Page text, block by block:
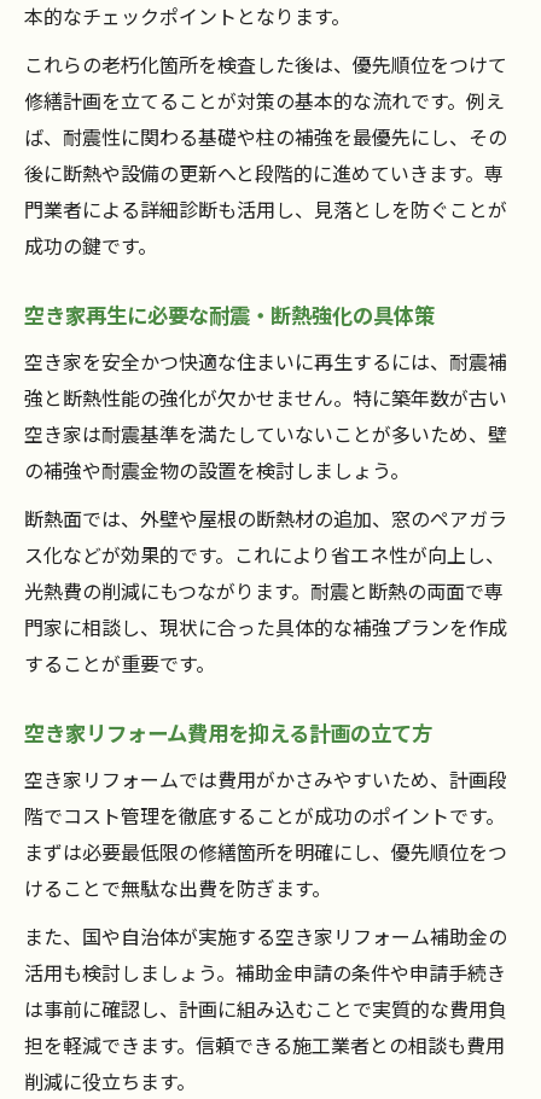
本的なチェックポイントとなります。
これらの老朽化箇所を検査した後は、優先順位をつけて
修繕計画を立てることが対策の基本的な流れです。例え
ば、耐震性に関わる基礎や柱の補強を最優先にし、その
後に断熱や設備の更新へと段階的に進めていきます。専
門業者による詳細診断も活用し、見落としを防ぐことが
成功の鍵です。
空き家再生に必要な耐震・断熱強化の具体策
空き家を安全かつ快適な住まいに再生するには、耐震補
強と断熱性能の強化が欠かせません。特に築年数が古い
空き家は耐震基準を満たしていないことが多いため、壁
の補強や耐震金物の設置を検討しましょう。
断熱面では、外壁や屋根の断熱材の追加、窓のペアガラ
ス化などが効果的です。これにより省エネ性が向上し、
光熱費の削減にもつながります。耐震と断熱の両面で専
門家に相談し、現状に合った具体的な補強プランを作成
することが重要です。
空き家リフォーム費用を抑える計画の立て方
空き家リフォームでは費用がかさみやすいため、計画段
階でコスト管理を徹底することが成功のポイントです。
まずは必要最低限の修繕箇所を明確にし、優先順位をつ
けることで無駄な出費を防ぎます。
また、国や自治体が実施する空き家リフォーム補助金の
活用も検討しましょう。補助金申請の条件や申請手続き
は事前に確認し、計画に組み込むことで実質的な費用負
担を軽減できます。信頼できる施工業者との相談も費用
削減に役立ちます。